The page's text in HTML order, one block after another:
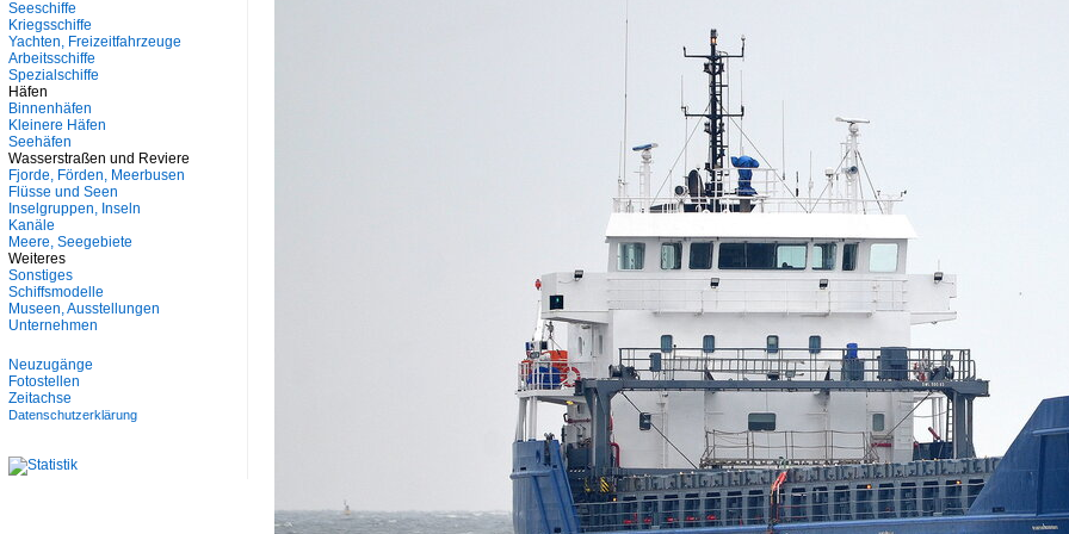
Seeschiffe
Kriegsschiffe
Yachten, Freizeitfahrzeuge
Arbeitsschiffe
Spezialschiffe
Häfen
Binnenhäfen
Kleinere Häfen
Seehäfen
Wasserstraßen und Reviere
Fjorde, Förden, Meerbusen
Flüsse und Seen
Inselgruppen, Inseln
Kanäle
Meere, Seegebiete
Weiteres
Sonstiges
Schiffsmodelle
Museen, Ausstellungen
Unternehmen
Neuzugänge
Fotostellen
Zeitachse
Datenschutzerklärung